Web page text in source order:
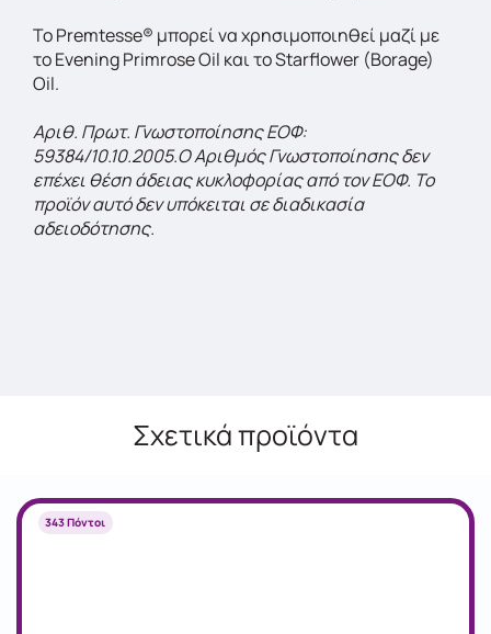
Το Premtesse® μπορεί να χρησιμοποιηθεί μαζί με
το Evening Primrose Oil και το Starflower (Borage)
Oil.
Αριθ. Πρωτ. Γνωστοποίησης ΕΟΦ:
59384/10.10.2005.Ο Αριθμός Γνωστοποίησης δεν
επέχει θέση άδειας κυκλοφορίας από τον ΕΟΦ. Το
προϊόν αυτό δεν υπόκειται σε διαδικασία
αδειοδότησης.
Σχετικά προϊόντα
343 Πόντοι